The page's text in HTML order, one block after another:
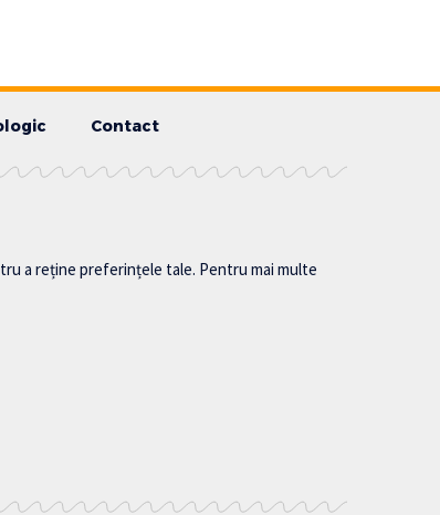
Contact
a reține preferințele tale. Pentru mai multe